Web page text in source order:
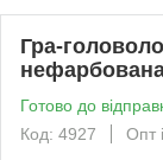
Гра-
Готово до
Код: 4927
Опт